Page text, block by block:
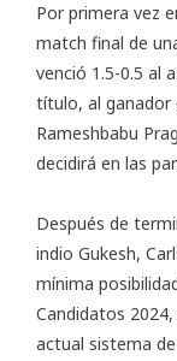
Por primera vez
match final de
venció 1.5-0.5 al
título, al ganador
Rameshbabu
decidirá en las
Después de
indio Gukesh,
mínima
Candidatos
actual sistema